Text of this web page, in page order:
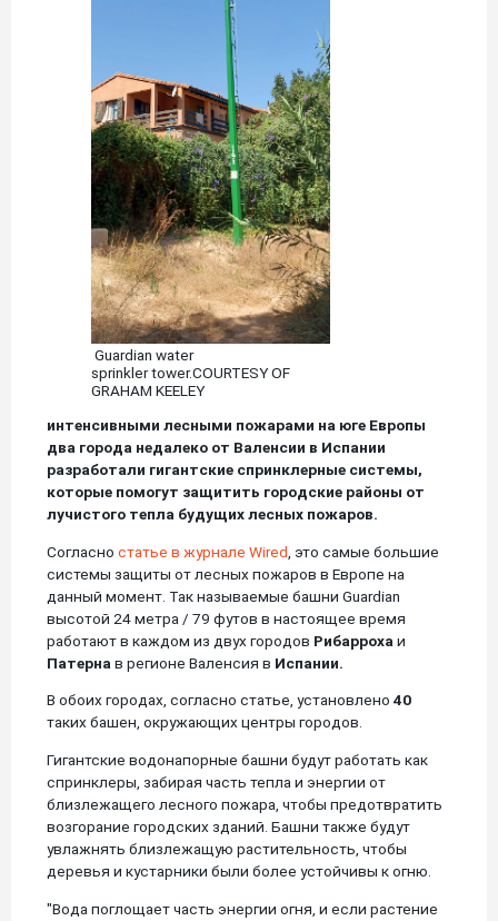
Guardian water
sprinkler tower.COURTESY OF
GRAHAM KEELEY
интенсивными лесными пожарами на юге Европы
два города недалеко от Валенсии в Испании
разработали гигантские спринклерные системы,
которые помогут защитить городские районы от
лучистого тепла будущих лесных пожаров.
Согласно статье в журнале Wired , это самые большие
системы защиты от лесных пожаров в Европе на
данный момент. Так называемые башни Guardian
высотой 24 метра / 79 футов в настоящее время
работают в каждом из двух городов Рибарроха и
Патерна в регионе Валенсия в Испании.
В обоих городах, согласно статье, установлено 40
таких башен, окружающих центры городов.
Гигантские водонапорные башни будут работать как
спринклеры, забирая часть тепла и энергии от
близлежащего лесного пожара, чтобы предотвратить
возгорание городских зданий. Башни также будут
увлажнять близлежащую растительность, чтобы
деревья и кустарники были более устойчивы к огню.
"Вода поглощает часть энергии огня, и если растение